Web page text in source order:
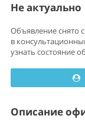
Не актуально
Объявление снято
в
узнать состояние
Описание